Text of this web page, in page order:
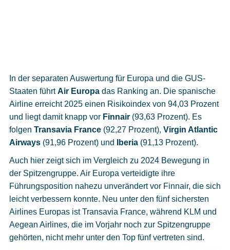
In der separaten Auswertung für Europa und die GUS-
Staaten führtAir Europadas Ranking an. Die spanische
Airline erreicht 2025 einen Risikoindex von 94,03 Prozent
und liegt damit knapp vor Finnair (93,63 Prozent). Es
folgen Transavia France(92,27 Prozent), Virgin Atlantic
Airways (91,96 Prozent) und Iberia(91,13 Prozent).
Auch hier zeigt sich im Vergleich zu 2024 Bewegung in
der Spitzengruppe. Air Europa verteidigte ihre
Führungsposition nahezu unverändert vor Finnair, die sich
leicht verbessern konnte. Neu unter den fünf sichersten
Airlines Europas ist Transavia France, während KLM und
Aegean Airlines, die im Vorjahr noch zur Spitzengruppe
gehörten, nicht mehr unter den Top fünf vertreten sind.